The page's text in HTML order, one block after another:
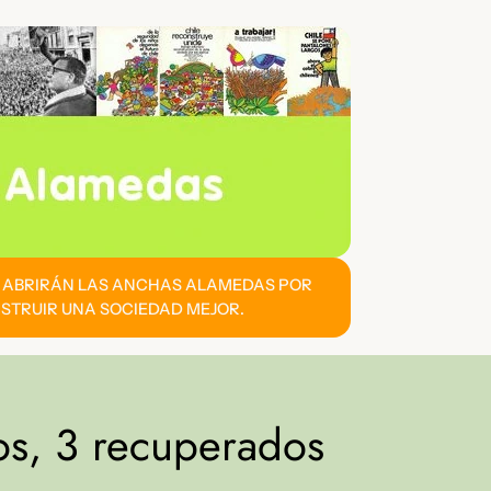
LAS ANCHAS ALAMEDAS POR
UNA SOCIEDAD MEJOR.
3 recuperados